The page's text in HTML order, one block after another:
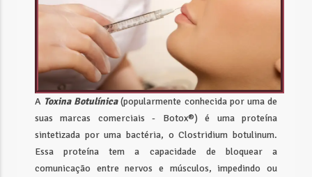
A Toxina Botulínica(popularmente conhecida por uma de
suas marcas comerciais - Botox®) é uma proteína
sintetizada por uma bactéria, o Clostridium botulinum.
Essa proteína tem a capacidade de bloquear a
comunicação entre nervos e músculos, impedindo ou